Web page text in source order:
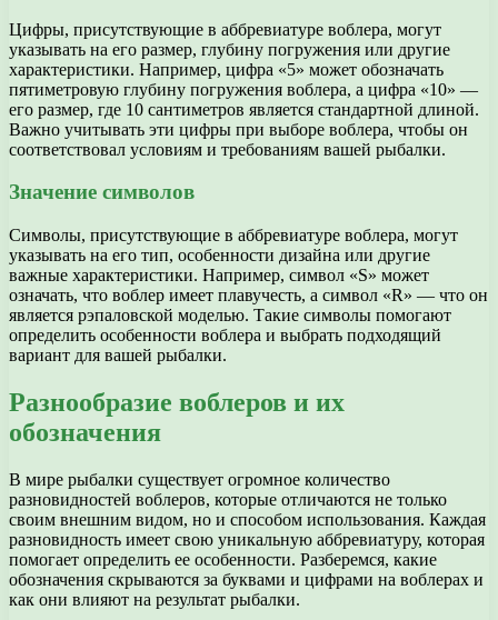
Цифры, присутствующие в аббревиатуре воблера, могут
указывать на его размер, глубину погружения или другие
характеристики. Например, цифра «5» может обозначать
пятиметровую глубину погружения воблера, а цифра «10» —
его размер, где 10 сантиметров является стандартной длиной.
Важно учитывать эти цифры при выборе воблера, чтобы он
соответствовал условиям и требованиям вашей рыбалки.
Значение символов
Символы, присутствующие в аббревиатуре воблера, могут
указывать на его тип, особенности дизайна или другие
важные характеристики. Например, символ «S» может
означать, что воблер имеет плавучесть, а символ «R» — что он
является рэпаловской моделью. Такие символы помогают
определить особенности воблера и выбрать подходящий
вариант для вашей рыбалки.
Разнообразие воблеров и их
обозначения
В мире рыбалки существует огромное количество
разновидностей воблеров, которые отличаются не только
своим внешним видом, но и способом использования. Каждая
разновидность имеет свою уникальную аббревиатуру, которая
помогает определить ее особенности. Разберемся, какие
обозначения скрываются за буквами и цифрами на воблерах и
как они влияют на результат рыбалки.